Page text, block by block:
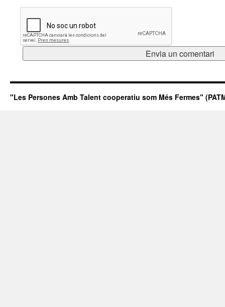
"Les Persones Amb Talent cooperatiu som Més Fermes"